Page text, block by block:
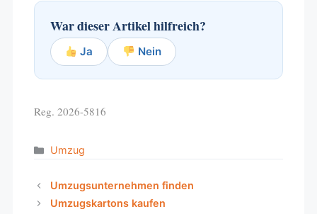
War dieser Artikel hilfreich?
Ja Nein
Reg. 2026-5816
Categories
Umzug
Umzugsunternehmen finden
Umzugskartons kaufen